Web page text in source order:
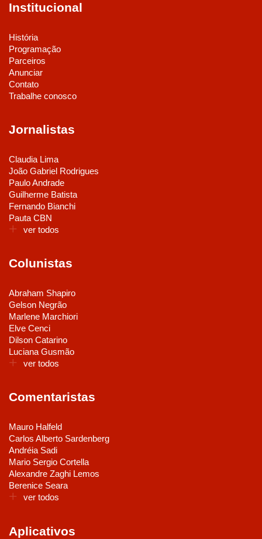
Institucional
História
Programação
Parceiros
Anunciar
Contato
Trabalhe conosco
Jornalistas
Claudia Lima
João Gabriel Rodrigues
Paulo Andrade
Guilherme Batista
Fernando Bianchi
Pauta CBN
ver todos
Colunistas
Abraham Shapiro
Gelson Negrão
Marlene Marchiori
Elve Cenci
Dilson Catarino
Luciana Gusmão
ver todos
Comentaristas
Mauro Halfeld
Carlos Alberto Sardenberg
Andréia Sadi
Mario Sergio Cortella
Alexandre Zaghi Lemos
Berenice Seara
ver todos
Aplicativos